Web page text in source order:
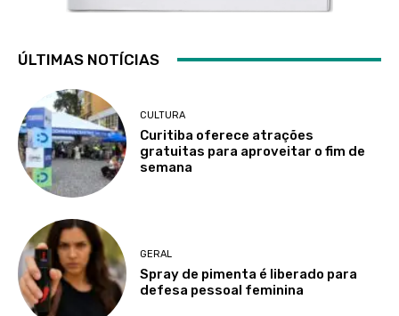
ÚLTIMAS NOTÍCIAS
CULTURA
Curitiba oferece atrações
gratuitas para aproveitar o fim de
semana
GERAL
Spray de pimenta é liberado para
defesa pessoal feminina